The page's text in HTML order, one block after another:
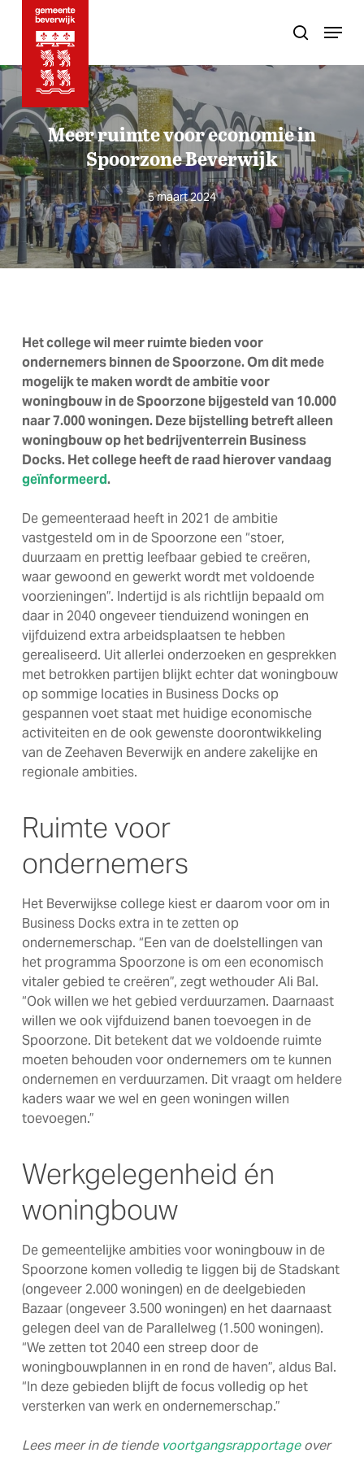
content
search
Menu
Meer ruimte voor economie in
Spoorzone Beverwijk
5 maart 2024
Het college wil meer ruimte bieden voor
ondernemers binnen de Spoorzone. Om dit mede
mogelijk te maken wordt de ambitie voor
woningbouw in de Spoorzone bijgesteld van 10.000
naar 7.000 woningen. Deze bijstelling betreft alleen
woningbouw op het bedrijventerrein Business
Docks. Het college heeft de raad hierover vandaag
geïnformeerd.
De gemeenteraad heeft in 2021 de ambitie
vastgesteld om in de Spoorzone een “stoer,
duurzaam en prettig leefbaar gebied te creëren,
waar gewoond en gewerkt wordt met voldoende
voorzieningen”. Indertijd is als richtlijn bepaald om
daar in 2040 ongeveer tienduizend woningen en
vijfduizend extra arbeidsplaatsen te hebben
gerealiseerd. Uit allerlei onderzoeken en gesprekken
met betrokken partijen blijkt echter dat woningbouw
op sommige locaties in Business Docks op
gespannen voet staat met huidige economische
activiteiten en de ook gewenste doorontwikkeling
van de Zeehaven Beverwijk en andere zakelijke en
regionale ambities.
Ruimte voor
ondernemers
Het Beverwijkse college kiest er daarom voor om in
Business Docks extra in te zetten op
ondernemerschap. “Een van de doelstellingen van
het programma Spoorzone is om een economisch
vitaler gebied te creëren”, zegt wethouder Ali Bal.
“Ook willen we het gebied verduurzamen. Daarnaast
willen we ook vijfduizend banen toevoegen in de
Spoorzone. Dit betekent dat we voldoende ruimte
moeten behouden voor ondernemers om te kunnen
ondernemen en verduurzamen. Dit vraagt om heldere
kaders waar we wel en geen woningen willen
toevoegen.”
Werkgelegenheid én
woningbouw
De gemeentelijke ambities voor woningbouw in de
Spoorzone komen volledig te liggen bij de Stadskant
(ongeveer 2.000 woningen) en de deelgebieden
Bazaar (ongeveer 3.500 woningen) en het daarnaast
gelegen deel van de Parallelweg (1.500 woningen).
“We zetten tot 2040 een streep door de
woningbouwplannen in en rond de haven”, aldus Bal.
“In deze gebieden blijft de focus volledig op het
versterken van werk en ondernemerschap.”
Lees meer in de tiende voortgangsrapportageover